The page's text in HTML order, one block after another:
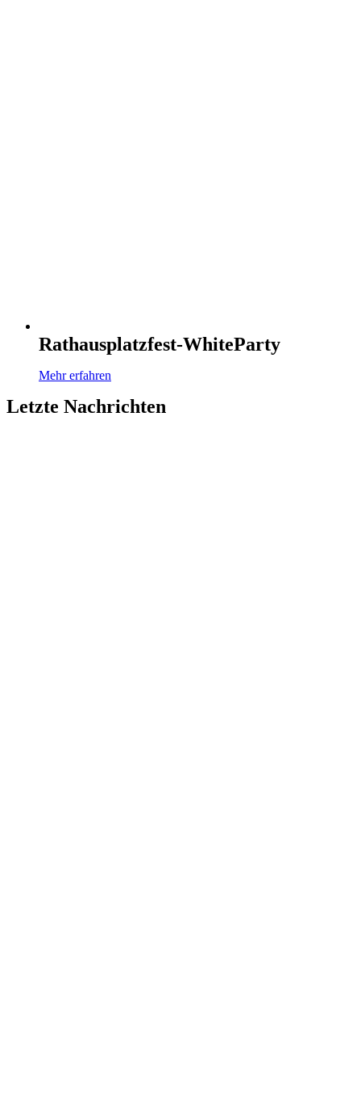
Rathausplatzfest-WhiteParty
Mehr erfahren
Letzte Nachrichten